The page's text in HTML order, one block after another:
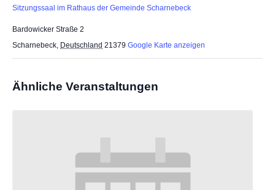
Sitzungssaal im Rathaus der Gemeinde Scharnebeck
Bardowicker Straße 2
Scharnebeck, Deutschland 21379 Google Karte anzeigen
Ähnliche Veranstaltungen